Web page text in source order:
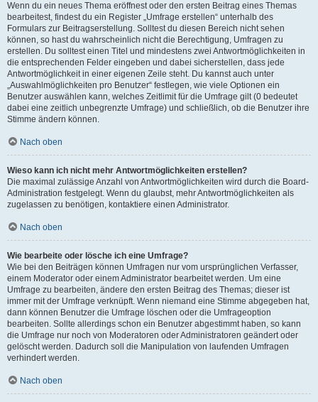
Wenn du ein neues Thema eröffnest oder den ersten Beitrag eines Themas
bearbeitest, findest du ein Register „Umfrage erstellen“ unterhalb des
Formulars zur Beitragserstellung. Solltest du diesen Bereich nicht sehen
können, so hast du wahrscheinlich nicht die Berechtigung, Umfragen zu
erstellen. Du solltest einen Titel und mindestens zwei Antwortmöglichkeiten in
die entsprechenden Felder eingeben und dabei sicherstellen, dass jede
Antwortmöglichkeit in einer eigenen Zeile steht. Du kannst auch unter
„Auswahlmöglichkeiten pro Benutzer“ festlegen, wie viele Optionen ein
Benutzer auswählen kann, welches Zeitlimit für die Umfrage gilt (0 bedeutet
dabei eine zeitlich unbegrenzte Umfrage) und schließlich, ob die Benutzer ihre
Stimme ändern können.
Nach oben
Wieso kann ich nicht mehr Antwortmöglichkeiten erstellen?
Die maximal zulässige Anzahl von Antwortmöglichkeiten wird durch die Board-
Administration festgelegt. Wenn du glaubst, mehr Antwortmöglichkeiten als
zugelassen zu benötigen, kontaktiere einen Administrator.
Nach oben
Wie bearbeite oder lösche ich eine Umfrage?
Wie bei den Beiträgen können Umfragen nur vom ursprünglichen Verfasser,
einem Moderator oder einem Administrator bearbeitet werden. Um eine
Umfrage zu bearbeiten, ändere den ersten Beitrag des Themas; dieser ist
immer mit der Umfrage verknüpft. Wenn niemand eine Stimme abgegeben hat,
dann können Benutzer die Umfrage löschen oder die Umfrageoption
bearbeiten. Sollte allerdings schon ein Benutzer abgestimmt haben, so kann
die Umfrage nur noch von Moderatoren oder Administratoren geändert oder
gelöscht werden. Dadurch soll die Manipulation von laufenden Umfragen
verhindert werden.
Nach oben